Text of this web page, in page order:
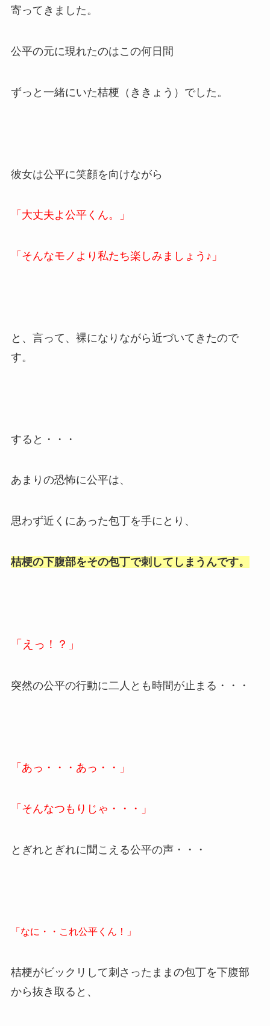
寄ってきました。
公平の元に現れたのはこの何日間
ずっと一緒にいた桔梗（ききょう）でした。
彼女は公平に笑顔を向けながら
「大丈夫よ公平くん。」
「そんなモノより私たち楽しみましょう♪」
と、言って、裸になりながら近づいてきたので
す。
すると・・・
あまりの恐怖に公平は、
思わず近くにあった包丁を手にとり、
桔梗の下腹部をその包丁で刺してしまうんです。
「えっ！？」
突然の公平の行動に二人とも時間が止まる・・・
「あっ・・・あっ・・」
「そんなつもりじゃ・・・」
とぎれとぎれに聞こえる公平の声・・・
「なに・・これ公平くん！」
桔梗がビックリして刺さったままの包丁を下腹部
から抜き取ると、